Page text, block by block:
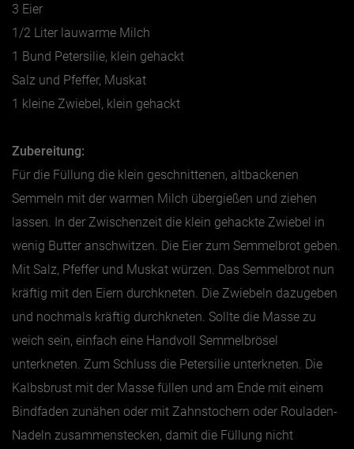
3 Eier
1/2 Liter lauwarme Milch
1 Bund Petersilie, klein gehackt
Salz und Pfeffer, Muskat
1 kleine Zwiebel, klein gehackt
Zubereitung:
Für die Füllung die klein geschnittenen, altbackenen
Semmeln mit der warmen Milch übergießen und ziehen
lassen. In der Zwischenzeit die klein gehackte Zwiebel in
wenig Butter anschwitzen. Die Eier zum Semmelbrot geben.
Mit Salz, Pfeffer und Muskat würzen. Das Semmelbrot nun
kräftig mit den Eiern durchkneten. Die Zwiebeln dazugeben
und nochmals kräftig durchkneten. Sollte die Masse zu
weich sein, einfach eine Handvoll Semmelbrösel
unterkneten. Zum Schluss die Petersilie unterkneten. Die
Kalbsbrust mit der Masse füllen und am Ende mit einem
Bindfaden zunähen oder mit Zahnstochern oder Rouladen-
Nadeln zusammenstecken, damit die Füllung nicht